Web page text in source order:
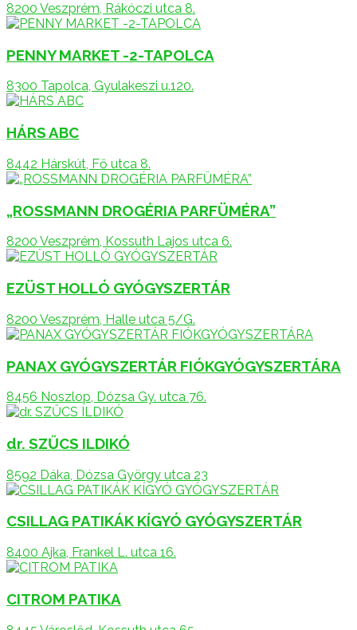
8200 Veszprém, Rákóczi utca 8.
PENNY MARKET -2-TAPOLCA
8300 Tapolca, Gyulakeszi u.120.
HÁRS ABC
8442 Hárskút, Fő utca 8.
„ROSSMANN DROGÉRIA PARFÜMÉRA”
8200 Veszprém, Kossuth Lajos utca 6.
EZÜST HOLLÓ GYÓGYSZERTÁR
8200 Veszprém, Halle utca 5/G.
PANAX GYÓGYSZERTÁR FIÓKGYÓGYSZERTÁRA
8456 Noszlop, Dózsa Gy. utca 76.
dr. SZŰCS ILDIKÓ
8592 Dáka, Dózsa György utca 23
CSILLAG PATIKÁK KÍGYÓ GYÓGYSZERTÁR
8400 Ajka, Frankel L. utca 16.
CITROM PATIKA